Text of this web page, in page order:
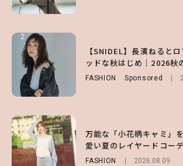
2
【SNIDEL】長濱ねると
ッドな秋はじめ｜2026秋
FASHION Sponsored
3
万能な「小花柄キャミ」
愛い夏のレイヤードコー
FASHION 2026.08.09
2
【庄司浩平】初デートの
出や最近のハマりものを
ENTERTAINMENT
3
【SNIDEL】長濱ねるとロ
ッドな秋はじめ｜2026秋
FASHION Sponsored
2
【付録】総柄ハローキテ
ノ国屋コラボの“優秀保
い味方！【オトナミュー
3
【谷まりあ】夏は“シア
げなく肌見せ！透け感の
るマストハブアイテム4選